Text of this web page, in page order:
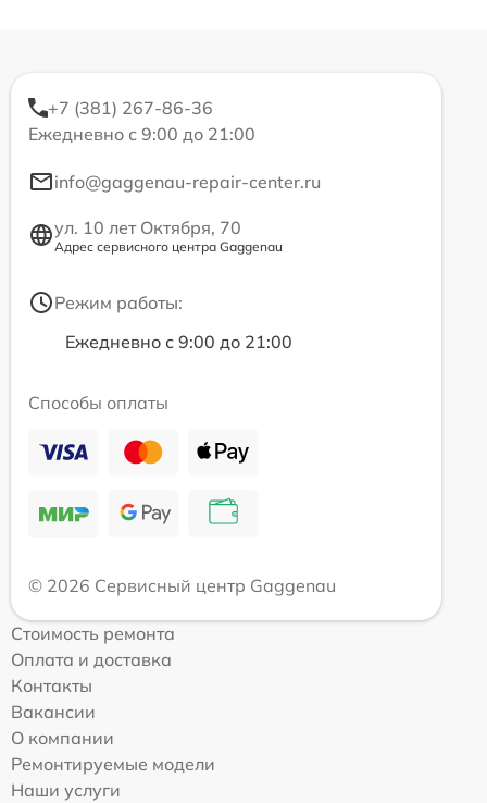
+7 (381) 267-86-36
Ежедневно с 9:00 до 21:00
info@gaggenau-repair-center.ru
ул. 10 лет Октября, 70
Адрес сервисного центра Gaggenau
Режим работы:
Ежедневно с 9:00 до 21:00
Способы оплаты
© 2026 Сервисный центр Gaggenau
Стоимость ремонта
Оплата и доставка
Контакты
Вакансии
О компании
Ремонтируемые модели
Наши услуги